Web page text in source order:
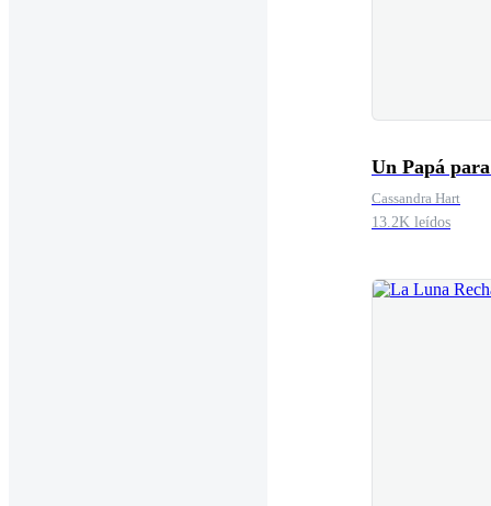
Un Papá
Cassandra Hart
13.2K leídos